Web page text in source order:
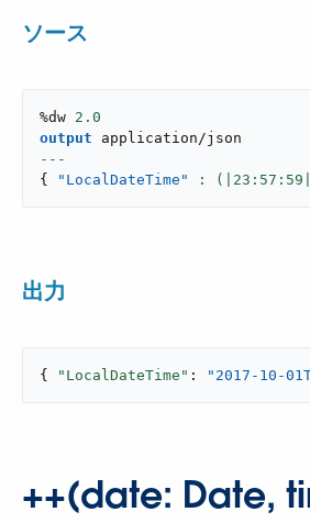
ソース
%dw 2.0
output
application/json
---
{
"LocalDateTime" : (| 23 : 57 : 59
出力
{ "LocalDateTime" : "2017-10-
++(date: Date,